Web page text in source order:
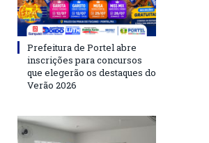
Prefeitura de Portel abre
inscrições para concursos
que elegerão os destaques do
Verão 2026